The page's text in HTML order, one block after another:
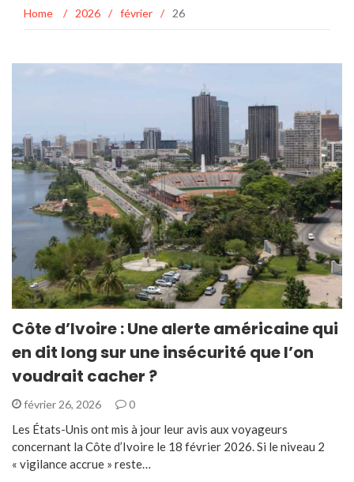
Home / 2026 / février / 26
Côte d’Ivoire : Une alerte américaine qui
en dit long sur une insécurité que l’on
voudrait cacher ?
février 26, 2026 0
Les États-Unis ont mis à jour leur avis aux voyageurs
concernant la Côte d’Ivoire le 18 février 2026. Si le niveau 2
« vigilance accrue » reste…